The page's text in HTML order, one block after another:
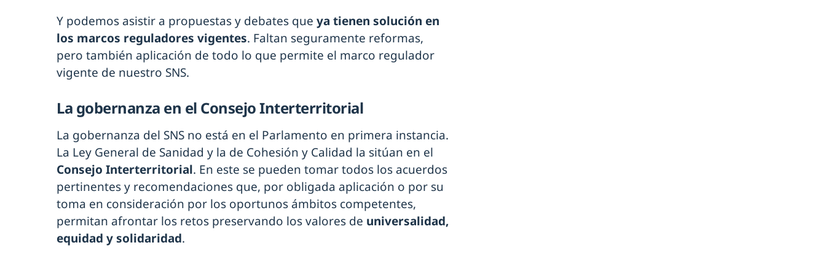
Y podemos asistir a propuestas y debates que ya tienen solución en
los marcos reguladores vigentes. Faltan seguramente reformas,
pero también aplicación de todo lo que permite el marco regulador
vigente de nuestro SNS.
La gobernanza en el Consejo Interterritorial
La gobernanza del SNS no está en el Parlamento en primera instancia.
La Ley General de Sanidad y la de Cohesión y Calidad la sitúan en el
Consejo Interterritorial. En este se pueden tomar todos los acuerdos
pertinentes y recomendaciones que, por obligada aplicación o por su
toma en consideración por los oportunos ámbitos competentes,
permitan afrontar los retos preservando los valores de universalidad,
equidad y solidaridad.